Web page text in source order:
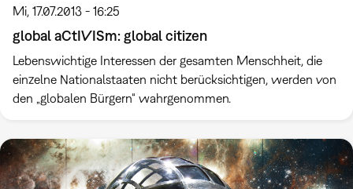
Mi, 17.07.2013 - 16:25
global aCtIVISm: global citizen
Lebenswichtige Interessen der gesamten Menschheit, die
einzelne Nationalstaaten nicht berücksichtigen, werden von
den „globalen Bürgern“ wahrgenommen.